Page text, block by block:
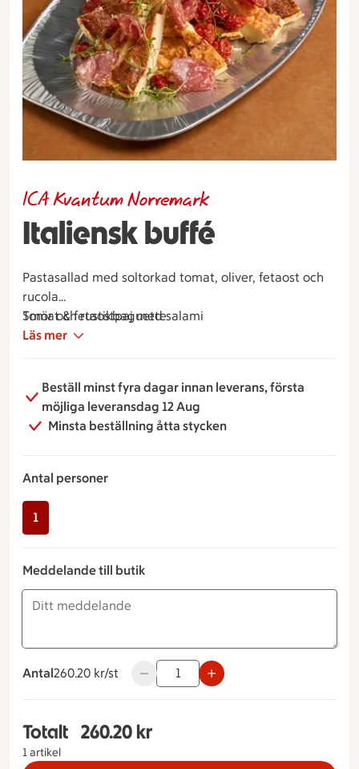
Italiensk buffé
ICA Kvantum Norremark
Pastasallad med soltorkad tomat, oliver, fetaost och
rucola
Tomat & fetaostpaj med salami
Marinerad fläskfilé med ugnsbakad kvisttomat
Melonfat
Aioli
Taleggio och druvor
Smör och rustikbaguette
Läs mer
Beställ minst fyra dagar innan leverans, första
möjliga leveransdag 12 Aug
Minsta beställning åtta stycken
Antal personer
1
Meddelande till butik
Antal
260.20 kronor styck
260.20 kr/st Använd knapparna för att minska
Totalt
1 artikel
Totalt 1 stycken Italiensk buffé Antal personer
260.20 kr